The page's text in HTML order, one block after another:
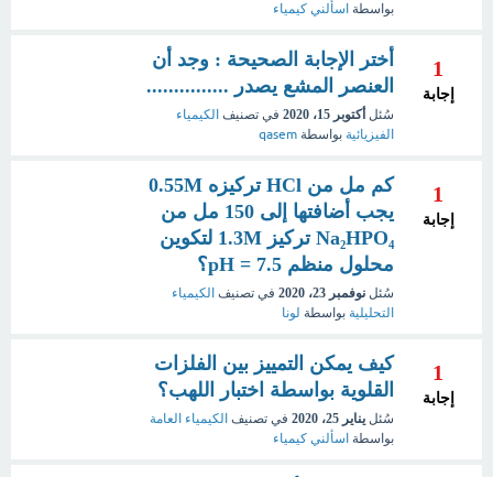
بواسطة اسألني كيمياء
1
إجابة
أختر الإجابة الصحيحة : وجد أن
العنصر المشع يصدر ...............
سُئل أكتوبر 15، 2020 في تصنيف الكيمياء
الفيزيائية بواسطة qasem
1
إجابة
كم مل من HCl تركيزه 0.55M
يجب أضافتها إلى 150 مل من
Na₂HPO₄ تركيز 1.3M لتكوين
محلول منظم pH = 7.5؟
سُئل نوفمبر 23، 2020 في تصنيف الكيمياء
التحليلية بواسطة لونا
1
إجابة
كيف يمكن التمييز بين الفلزات
القلوية بواسطة اختبار اللهب؟
سُئل يناير 25، 2020 في تصنيف الكيمياء العامة
بواسطة اسألني كيمياء